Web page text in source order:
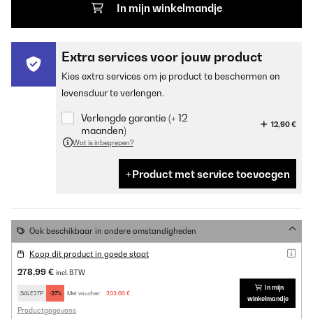
In mijn winkelmandje
Extra services voor jouw product
Kies extra services om je product te beschermen en
levensduur te verlengen.
Verlengde garantie (+ 12
maanden)
12,90 €
Wat is inbegrepen?
Product met service toevoegen
Ook beschikbaar in andere omstandigheden
Koop dit product in goede staat
278,99 € incl. BTW
SALE27P -27% Met voucher: 203,66 €
Productgegevens
In mijn
winkelmandje